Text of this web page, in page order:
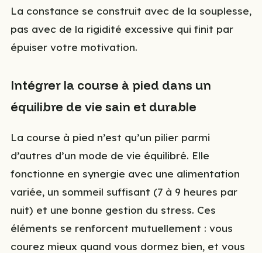
La constance se construit avec de la souplesse,
pas avec de la rigidité excessive qui finit par
épuiser votre motivation.
Intégrer la course à pied dans un
équilibre de vie sain et durable
La course à pied n’est qu’un pilier parmi
d’autres d’un mode de vie équilibré. Elle
fonctionne en synergie avec une alimentation
variée, un sommeil suffisant (7 à 9 heures par
nuit) et une bonne gestion du stress. Ces
éléments se renforcent mutuellement : vous
courez mieux quand vous dormez bien, et vous